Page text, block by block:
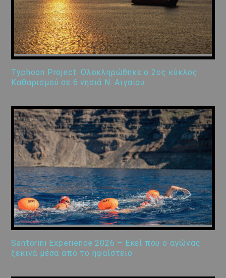
Typhoon Project: Ολοκληρώθηκε ο 2ος κύκλος
Καθαρισμού σε 6 νησιά Ν. Αιγαίου
Santorini Experience 2026 – Εκεί που ο αγώνας
ξεκινά μέσα από το ηφαίστειο